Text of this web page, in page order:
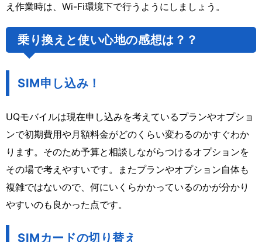
え作業時は、Wi-Fi環境下で行うようにしましょう。
乗り換えと使い心地の感想は？？
SIM申し込み！
UQモバイルは現在申し込みを考えているプランやオプショ
ンで初期費用や月額料金がどのくらい変わるのかすぐわか
ります。そのため予算と相談しながらつけるオプションを
その場で考えやすいです。またプランやオプション自体も
複雑ではないので、何にいくらかかっているのかが分かり
やすいのも良かった点です。
SIMカードの切り替え